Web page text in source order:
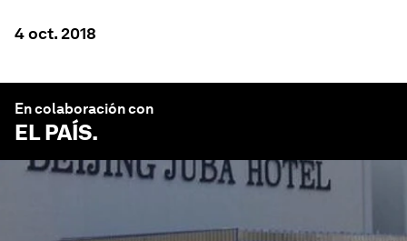
4 oct. 2018
En colaboración con
EL PAÍS.